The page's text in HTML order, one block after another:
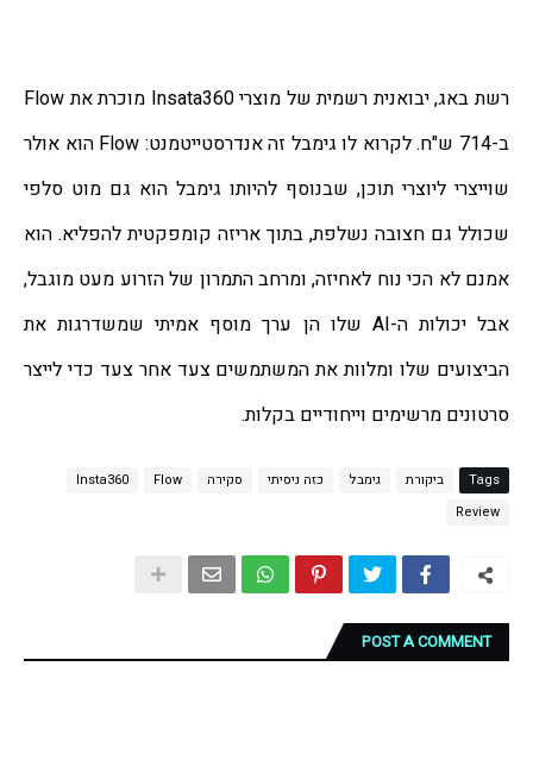
אבל יכולות ה-AI שלו הן ערך מוסף אמיתי שמשדרגות את
סרטונים מרשימים וייחודיים בקלות.
Tags ביקורת גימבל כזה ניסיתי סקירה Flow
Insta360
Review
POST A COMMENT